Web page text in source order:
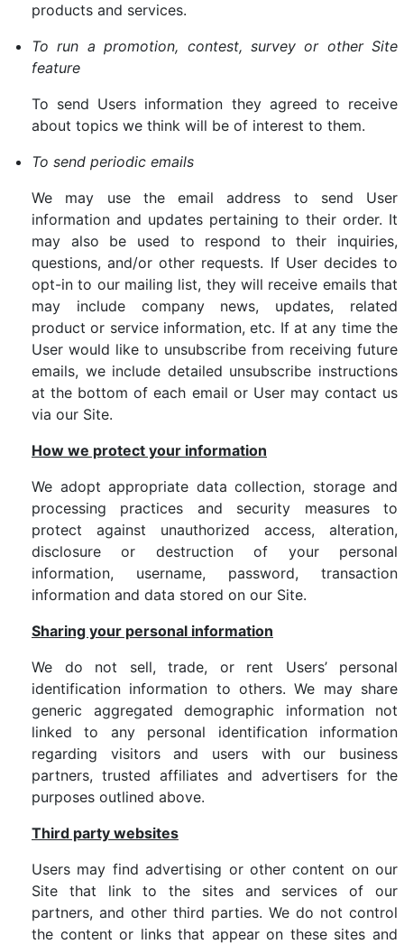
products and services.
To run a promotion, contest, survey or other Site
feature
To send Users information they agreed to receive
about topics we think will be of interest to them.
To send periodic emails
We may use the email address to send User
information and updates pertaining to their order. It
may also be used to respond to their inquiries,
questions, and/or other requests. If User decides to
opt-in to our mailing list, they will receive emails that
may include company news, updates, related
product or service information, etc. If at any time the
User would like to unsubscribe from receiving future
emails, we include detailed unsubscribe instructions
at the bottom of each email or User may contact us
via our Site.
How we protect your information
We adopt appropriate data collection, storage and
processing practices and security measures to
protect against unauthorized access, alteration,
disclosure or destruction of your personal
information, username, password, transaction
information and data stored on our Site.
Sharing your personal information
We do not sell, trade, or rent Users’ personal
identification information to others. We may share
generic aggregated demographic information not
linked to any personal identification information
regarding visitors and users with our business
partners, trusted affiliates and advertisers for the
purposes outlined above.
Third party websites
Users may find advertising or other content on our
Site that link to the sites and services of our
partners, and other third parties. We do not control
the content or links that appear on these sites and